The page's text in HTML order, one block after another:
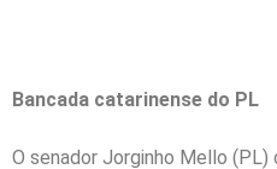
Bancada catarinense do PL
O senador Jorginho Mello